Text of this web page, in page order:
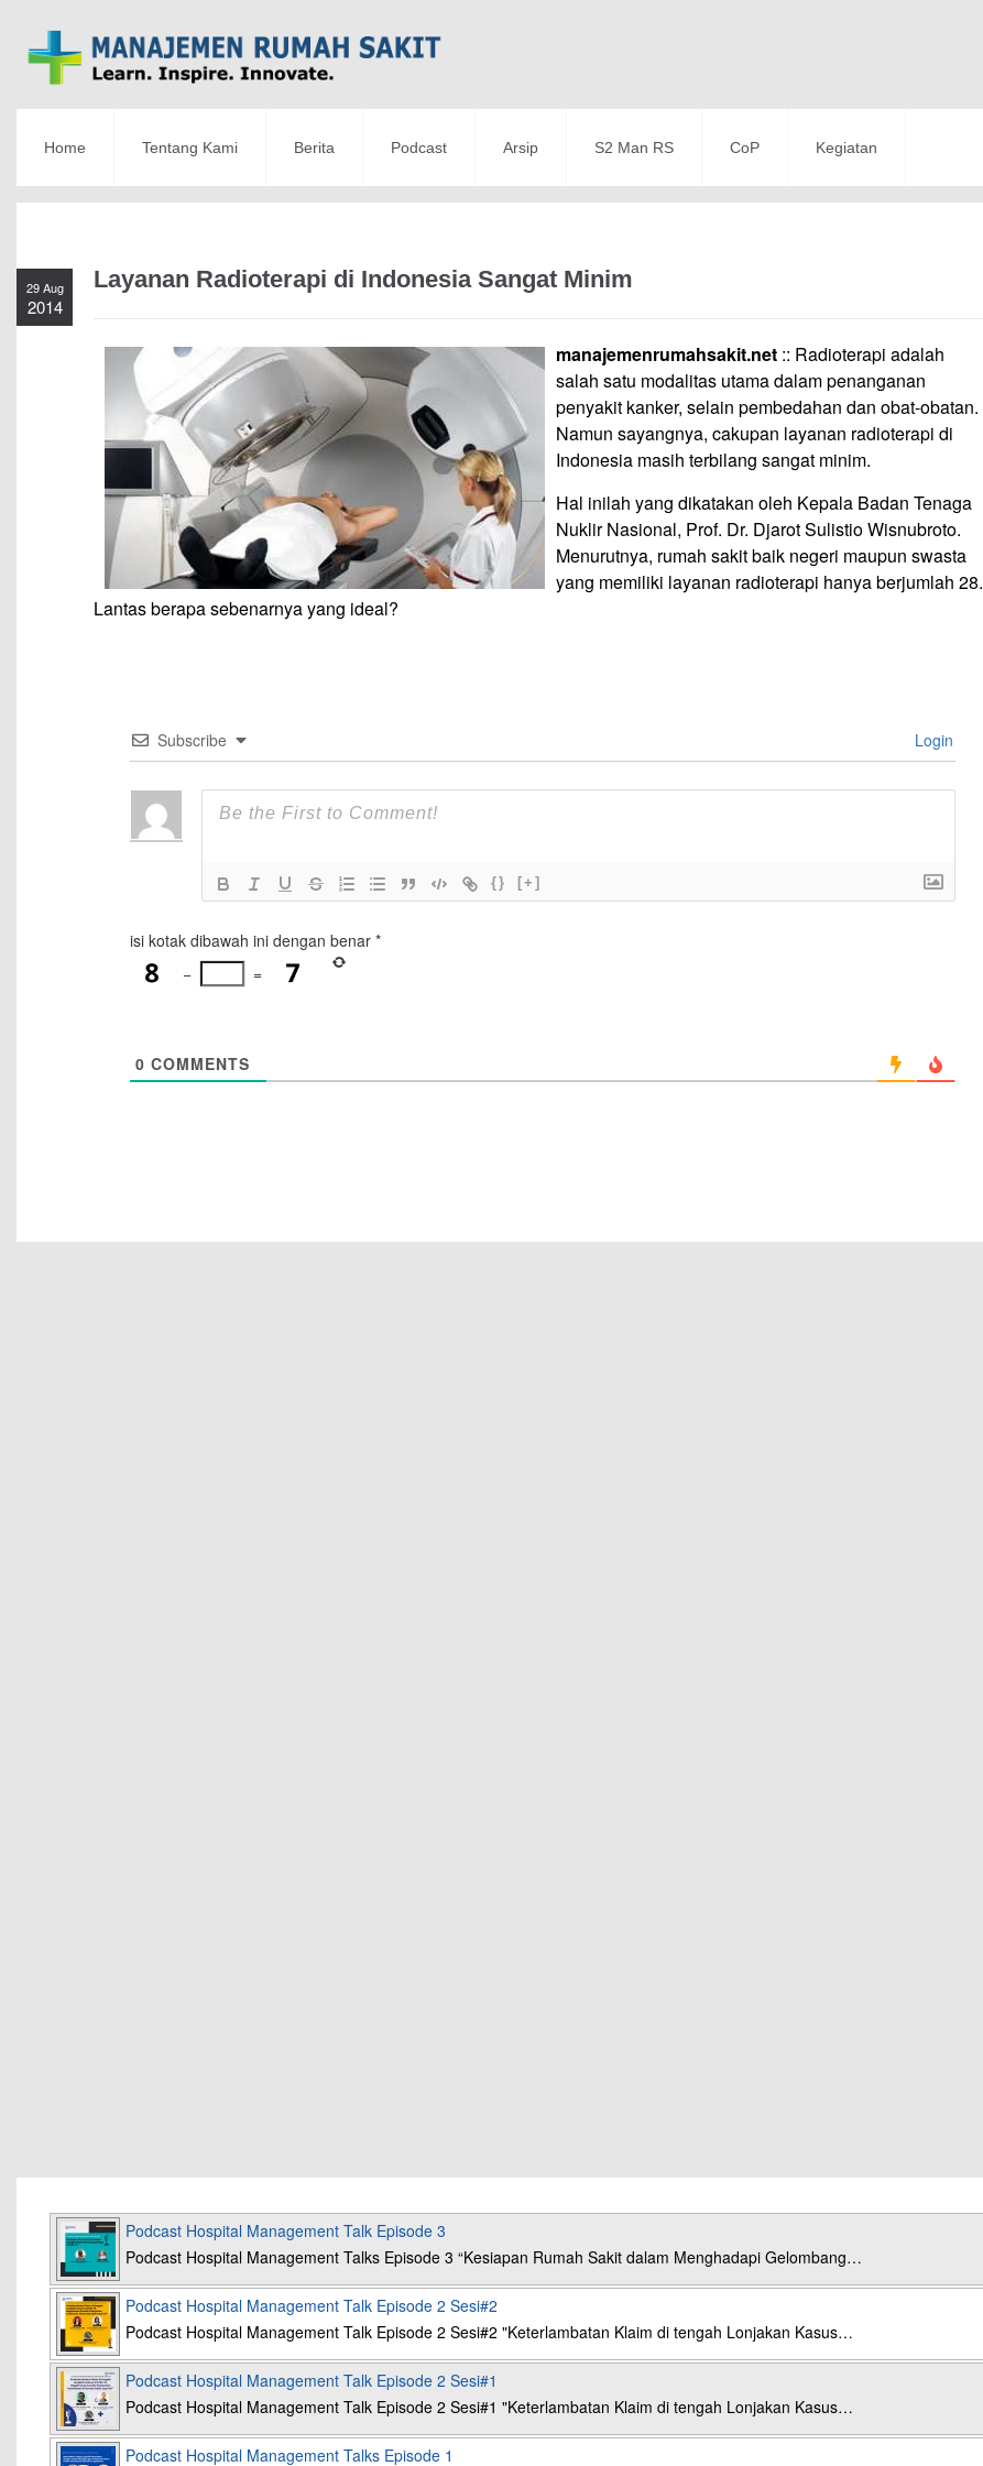
Home Tentang Kami Berita Podcast Arsip S2 Man RS CoP Kegiatan
29 Aug
2014
Layanan Radioterapi di Indonesia Sangat Minim
manajemenrumahsakit.net :: Radioterapi adalah
salah satu modalitas utama dalam penanganan
penyakit kanker, selain pembedahan dan obat-obatan.
Namun sayangnya, cakupan layanan radioterapi di
Indonesia masih terbilang sangat minim.
Hal inilah yang dikatakan oleh Kepala Badan Tenaga
Nuklir Nasional, Prof. Dr. Djarot Sulistio Wisnubroto.
Menurutnya, rumah sakit baik negeri maupun swasta
yang memiliki layanan radioterapi hanya berjumlah 28.
Lantas berapa sebenarnya yang ideal?
Subscribe Login
{} [+]
isi kotak dibawah ini dengan benar*
−
=
0 COMMENTS
Podcast Hospital Management Talk Episode 3
Podcast Hospital Management Talks Episode 3 “Kesiapan Rumah Sakit dalam Menghadapi Gelombang…
Podcast Hospital Management Talk Episode 2 Sesi#2
Podcast Hospital Management Talk Episode 2 Sesi#2 "Keterlambatan Klaim di tengah Lonjakan Kasus…
Podcast Hospital Management Talk Episode 2 Sesi#1
Podcast Hospital Management Talk Episode 2 Sesi#1 "Keterlambatan Klaim di tengah Lonjakan Kasus…
Podcast Hospital Management Talks Episode 1